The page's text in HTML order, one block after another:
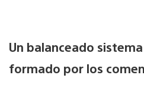
Un balanceado
formado por los